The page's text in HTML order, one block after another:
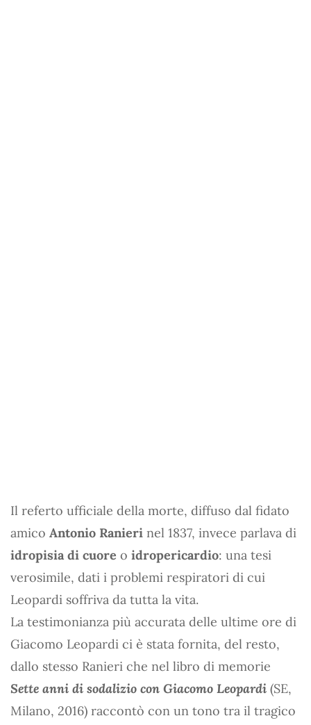
Il referto ufficiale della morte, diffuso dal fidato
amico Antonio Ranieri nel 1837, invece parlava di
idropisia di cuore o idropericardio: una tesi
verosimile, dati i problemi respiratori di cui
Leopardi soffriva da tutta la vita.
La testimonianza più accurata delle ultime ore di
Giacomo Leopardi ci è stata fornita, del resto,
dallo stesso Ranieri che nel libro di memorie
Sette anni di sodalizio con Giacomo Leopardi (SE,
Milano, 2016) raccontò con un tono tra il tragico